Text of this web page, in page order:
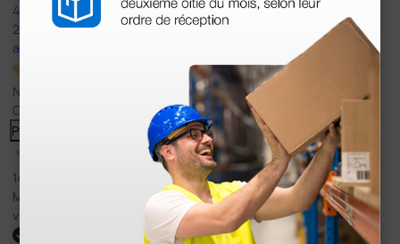
4,5
23
avis
Nos avis 4 et 5 étoiles.
Cliquez ici pour tous les lire >
Previous
14 Avr 2026
Mon article reçu est conforme à la description texte, image et
vidéo proposée par le site.